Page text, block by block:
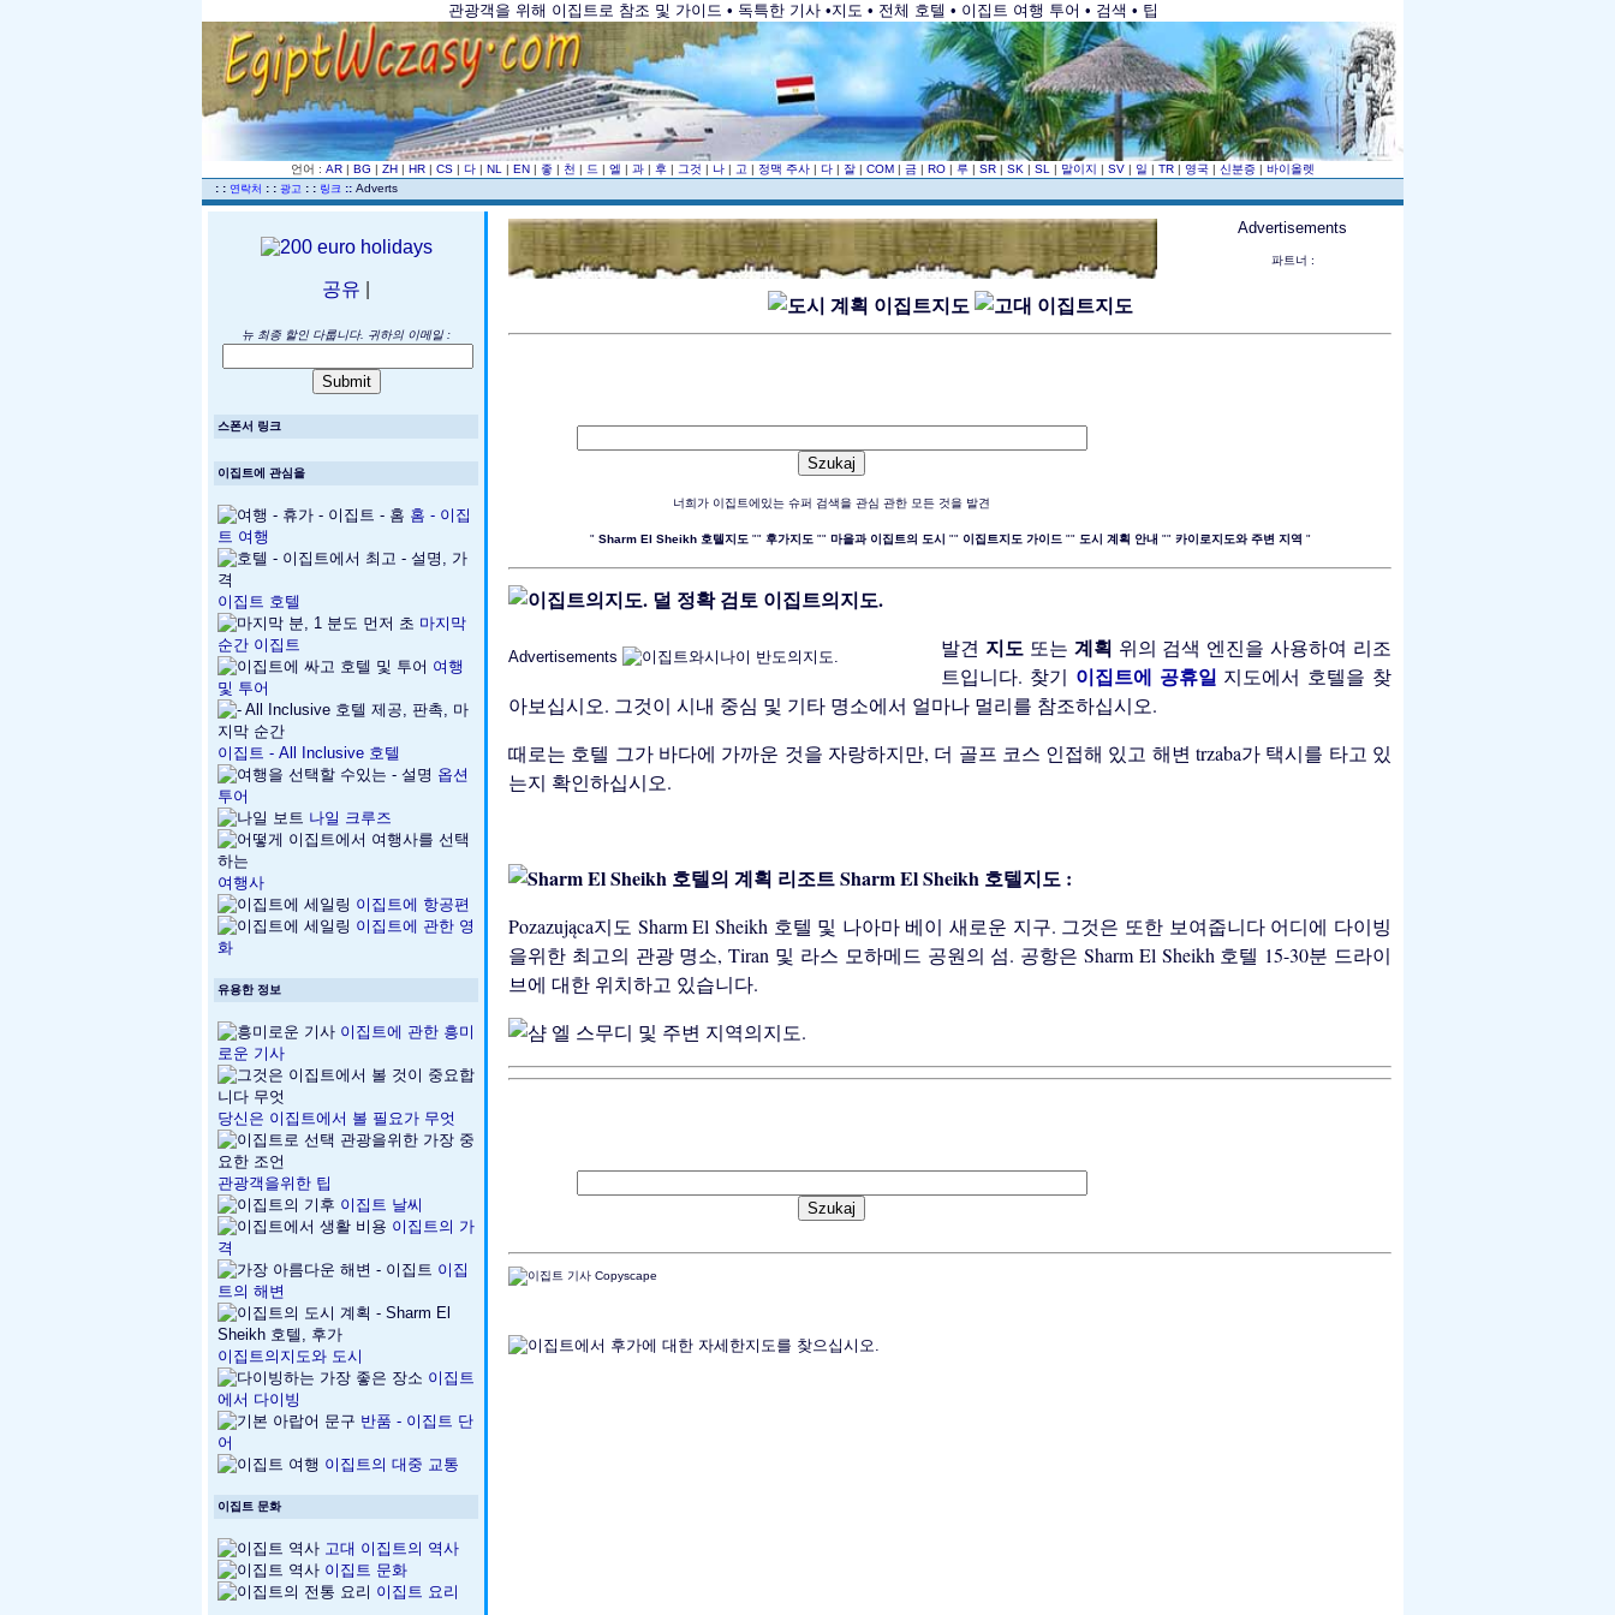
관광객을 위해 이집트로 참조 및 가이드 • 독특한 기사 •지도 • 전체 호텔 • 이집트 여행 투어 • 검색 • 팁
언어 : AR | BG | ZH | HR | CS | 다 | NL | EN | 좋 | 천 | 드 | 엘 | 과 | 후 | 그것 | 나 | 고 | 정맥 주사 | 다 | 잘 | COM | 금 | RO | 루 | SR | SK | SL | 말이지 | SV | 일 | TR | 영국 | 신분증 | 바이올렛
: : 연락처 : : 광고 : : 링크 :: Adverts
공유
뉴 최종 할인 다룹니다. 귀하의 이메일 :
스폰서 링크
이집트에 관심을
홈 - 이집
트 여행
이집트 호텔
마지막
순간 이집트
여행
및 투어
이집트 - All Inclusive 호텔
옵션
투어
나일 크루즈
여행사
이집트에 항공편
이집트에 관한 영
화
유용한 정보
이집트에 관한 흥미
로운 기사
당신은 이집트에서 볼 필요가 무엇
관광객을위한 팁
이집트 날씨
이집트의 가
격
이집
트의 해변
이집트의지도와 도시
이집트
에서 다이빙
반품 - 이집트 단
어
이집트의 대중 교통
이집트 문화
고대 이집트의 역사
이집트 문화
이집트 요리
Advertisements
파트너 :
이집트지도
너희가 이집트에있는 슈퍼 검색을 관심 관한 모든 것을 발견
" Sharm El Sheikh 호텔지도 "" 후가지도 "" 마을과 이집트의 도시 "" 이집트지도 가이드 "" 도시 계획 안내 "" 카이로지도와 주변 지역 "
덜 정확 검토 이집트의지도.
Advertisements 발견 지도 또는 계획 위의 검색 엔진을 사용하여 리조
트입니다. 찾기 이집트에 공휴일 지도에서 호텔을 찾
아보십시오. 그것이 시내 중심 및 기타 명소에서 얼마나 멀리를 참조하십시오.
때로는 호텔 그가 바다에 가까운 것을 자랑하지만, 더 골프 코스 인접해 있고 해변 trzaba가 택시를 타고 있
는지 확인하십시오.
Sharm El Sheikh 호텔지도 :
Pozazująca지도 Sharm El Sheikh 호텔 및 나아마 베이 새로운 지구. 그것은 또한 보여줍니다 어디에 다이빙
을위한 최고의 관광 명소, Tiran 및 라스 모하메드 공원의 섬. 공항은 Sharm El Sheikh 호텔 15-30분 드라이
브에 대한 위치하고 있습니다.